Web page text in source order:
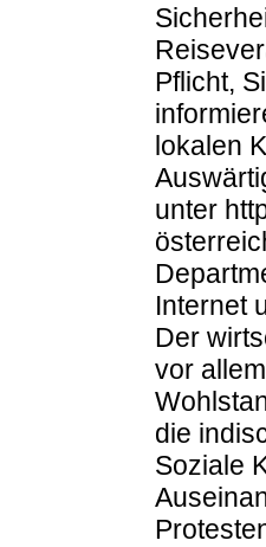
Pflicht,
lokalen
unter
Internet
Der
vor
die
Soziale